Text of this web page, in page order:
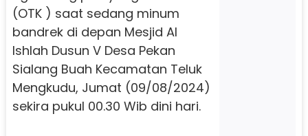
(OTK ) saat sedang minum
bandrek di depan Mesjid Al
Ishlah Dusun V Desa Pekan
Sialang Buah Kecamatan Teluk
Mengkudu, Jumat (09/08/2024)
sekira pukul 00.30 Wib dini hari.